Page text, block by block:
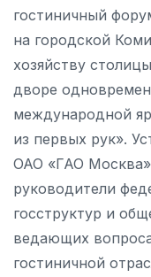
гостиничный
на городской
хозяйству
дворе
международной
из первых рук».
ОАО «ГАО
руководители
госструктур и
ведающих
гостиничной